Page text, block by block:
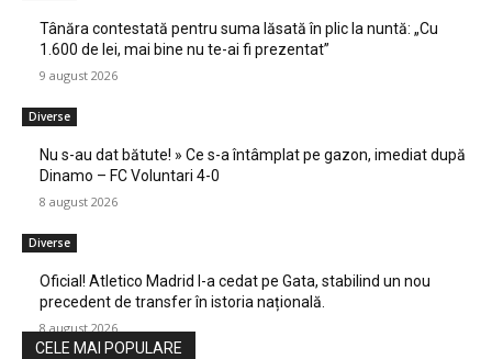
Tânăra contestată pentru suma lăsată în plic la nuntă: „Cu
1.600 de lei, mai bine nu te-ai fi prezentat”
9 august 2026
Diverse
Nu s-au dat bătute! » Ce s-a întâmplat pe gazon, imediat după
Dinamo – FC Voluntari 4-0
8 august 2026
Diverse
Oficial! Atletico Madrid l-a cedat pe Gata, stabilind un nou
precedent de transfer în istoria națională.
8 august 2026
CELE MAI POPULARE